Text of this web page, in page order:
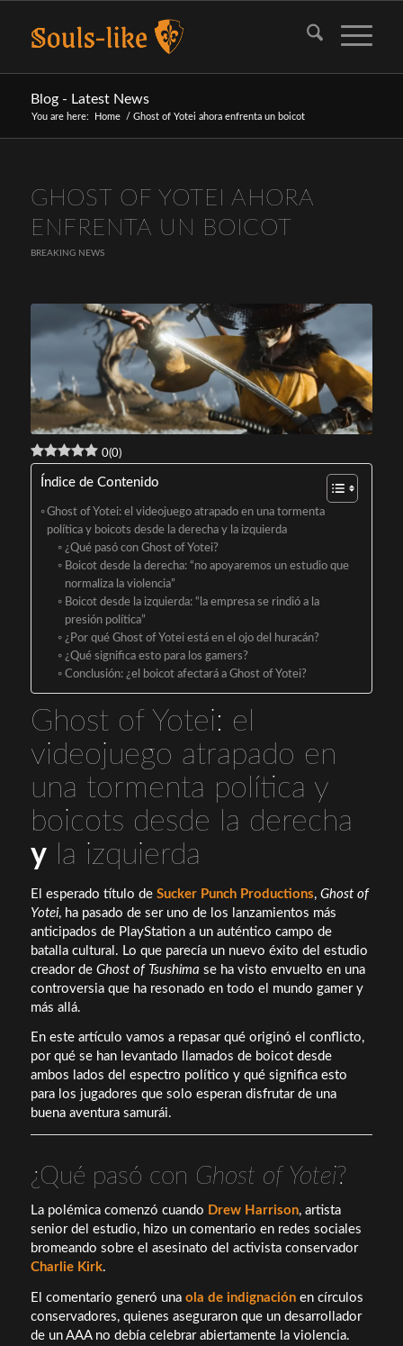
Blog - Latest News
You are here: Home / Ghost of Yotei ahora enfrenta un boicot
GHOST OF YOTEI AHORA
ENFRENTA UN BOICOT
BREAKING NEWS
0(0)
Índice de Contenido
Ghost of Yotei: el videojuego atrapado en una tormenta
política y boicots desde la derecha y la izquierda
¿Qué pasó con Ghost of Yotei?
Boicot desde la derecha: “no apoyaremos un estudio que
normaliza la violencia”
Boicot desde la izquierda: “la empresa se rindió a la
presión política”
¿Por qué Ghost of Yotei está en el ojo del huracán?
¿Qué significa esto para los gamers?
Conclusión: ¿el boicot afectará a Ghost of Yotei?
Ghost of Yotei: el
videojuego atrapado en
una tormenta política y
boicots desde la derecha
yla izquierda
El esperado título de Sucker Punch Productions, Ghost of
Yotei, ha pasado de ser uno de los lanzamientos más
anticipados de PlayStation a un auténtico campo de
batalla cultural. Lo que parecía un nuevo éxito del estudio
creador de Ghost of Tsushima se ha visto envuelto en una
controversia que ha resonado en todo el mundo gamer y
más allá.
En este artículo vamos a repasar qué originó el conflicto,
por qué se han levantado llamados de boicot desde
ambos lados del espectro político y qué significa esto
para los jugadores que solo esperan disfrutar de una
buena aventura samurái.
¿Qué pasó con Ghost of Yotei?
La polémica comenzó cuando Drew Harrison, artista
senior del estudio, hizo un comentario en redes sociales
bromeando sobre el asesinato del activista conservador
Charlie Kirk.
El comentario generó una ola de indignaciónen círculos
conservadores, quienes aseguraron que un desarrollador
de un AAA no debía celebrar abiertamente la violencia.